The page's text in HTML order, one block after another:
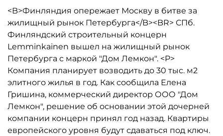
<B>Финляндия опережает Москву в битве за
жилищный рынок Петербурга</B><BR> СПб.
Финляндский строительный концерн
Lemminkainen вышел на жилищный рынок
Петербурга с маркой "Дом Лемкон". <P>
Компания планирует возводить до 30 тыс. м2
элитного жилья в год. Как сообщила Елена
Гришина, коммерческий директор ООО "Дом
Лемкон", решение об основании этой дочерней
компании концерн принял год назад. Квартиры
европейского уровня будут сдаваться под ключ.